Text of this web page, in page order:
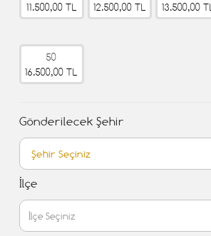
11.500,00 TL
12.500,00 TL
13.500,00 TL
50
16.500,00 TL
Gönderilecek Şehir
İlçe